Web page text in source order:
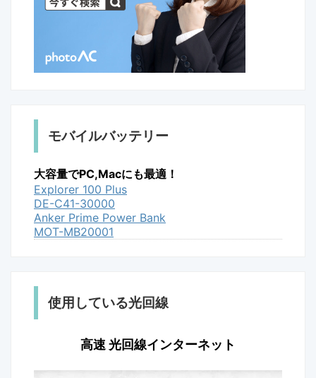
モバイルバッテリー
大容量でPC,Macにも最適！
Explorer 100 Plus
DE-C41-30000
Anker Prime Power Bank
MOT-MB20001
使用している光回線
高速 光回線インターネット